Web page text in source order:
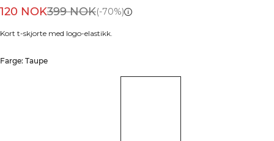
120 NOK399 NOK(-70%)
Kort t-skjorte med logo-elastikk.
Farge: Taupe